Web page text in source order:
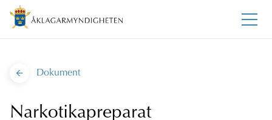
Dokument
Narkotikapreparat